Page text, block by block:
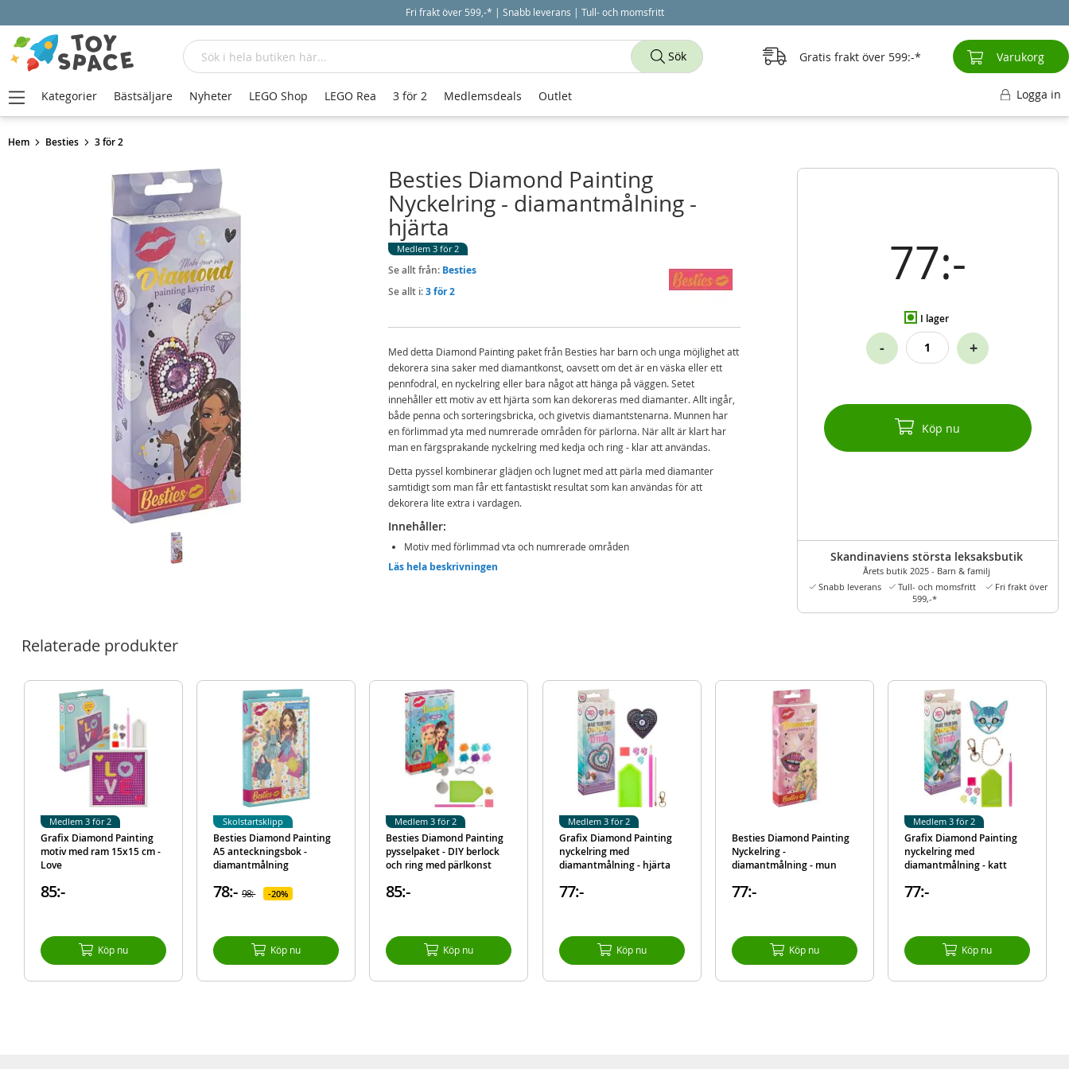
Fri frakt över 599,-* | Snabb leverans | Tull- och momsfritt
Hem Besties 3 för 2
77:-
I lager
- +
Köp nu
Skandinaviens största leksaksbutik
Årets butik 2025 - Barn & familj
Snabb leverans
Tull- och momsfritt
Fri frakt över
599,-*
Besties Diamond Painting
Nyckelring - diamantmålning -
hjärta
Medlem 3 för 2
Se allt från: Besties
Se allt i:3 för 2
Med detta Diamond Painting paket från Besties har barn och unga möjlighet att
dekorera sina saker med diamantkonst, oavsett om det är en väska eller ett
pennfodral, en nyckelring eller bara något att hänga på väggen. Setet
innehåller ett motiv av ett hjärta som kan dekoreras med diamanter. Allt ingår,
både penna och sorteringsbricka, och givetvis diamantstenarna. Munnen har
en förlimmad yta med numrerade områden för pärlorna. När allt är klart har
man en färgsprakande nyckelring med kedja och ring - klar att användas.
Detta pyssel kombinerar glädjen och lugnet med att pärla med diamanter
samtidigt som man får ett fantastiskt resultat som kan användas för att
dekorera lite extra i vardagen.
Innehåller:
Motiv med förlimmad yta och numrerade områden
Färgglada diamantstenar
Mått förpackning: 20,5 x 7,5 x 2,5 cm
Ålder: från 6 år
Mer
information
Modell
EAN 8715427098876
Läs hela beskrivningen
Relaterade produkter
Grafix Diamond Painting
motiv med ram 15x15 cm -
Love
85:-
Köp nu
Medlem 3 för 2
Besties Diamond Painting
A5 anteckningsbok -
diamantmålning
78:- 98:- 20%
Köp nu
Skolstartsklipp
Besties Diamond Painting
pysselpaket - DIY berlock
och ring med pärlkonst
85:-
Köp nu
Medlem 3 för 2
Grafix Diamond Painting
nyckelring med
diamantmålning - hjärta
77:-
Köp nu
Medlem 3 för 2
Besties Diamond Painting
Nyckelring -
diamantmålning - mun
77:-
Köp nu
Grafix Diamond Painting
nyckelring med
diamantmålning - katt
77:-
Köp nu
Medlem 3 för 2
Sök
Sök Gratis frakt över 599:- Varukorg
Kategorier Bästsäljare Nyheter LEGO Shop LEGO Rea 3 för 2 Medlemsdeals Outlet Logga in